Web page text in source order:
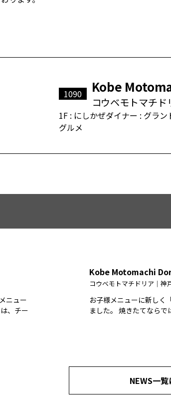
1090 Kobe
コウベモトマチ
1F : にしかぜダイナー : グラ
グルメ
ニュー
、チー
Kobe Motomachi
コウベモトマチドリア｜神
お子様メニューに新しく
ました。 焼きたて
NEWS一覧